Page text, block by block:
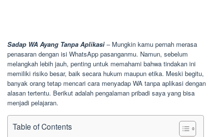
Sadap WA Ayang Tanpa Aplikasi – Mungkin kamu pernah merasa
penasaran dengan isi WhatsApp pasanganmu. Namun, sebelum
melangkah lebih jauh, penting untuk memahami bahwa tindakan ini
memiliki risiko besar, baik secara hukum maupun etika. Meski begitu,
banyak orang tetap mencari cara menyadap WA tanpa aplikasi dengan
alasan tertentu. Berikut adalah pengalaman pribadi saya yang bisa
menjadi pelajaran.
Table of Contents